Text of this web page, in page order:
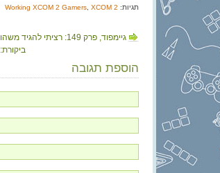
תגיות: Working XCOM 2 Gamers XCOM 2
גיימפוד, פרק 149: רציתי להגיד משהו גס
ביקורת: Just Cause 3: Air, Land and Sea Expansion Pass
הוספת תגובה